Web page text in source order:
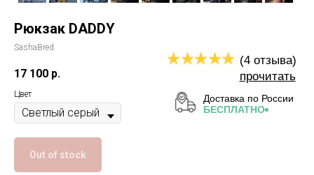
Рюкзак DADDY
SashaBred
17 100 р.
Цвет
Out of stock